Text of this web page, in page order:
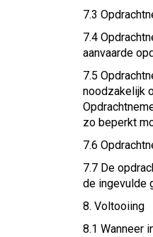
7.3
7.4
aanvaarde
7.5
noodzakelijk
zo beperkt
7.6
7.7 De
de ingevulde
8. Voltooiing
8.1 Wanneer